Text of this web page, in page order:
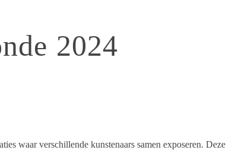
2024
waar verschillende kunstenaars samen exposeren. Deze